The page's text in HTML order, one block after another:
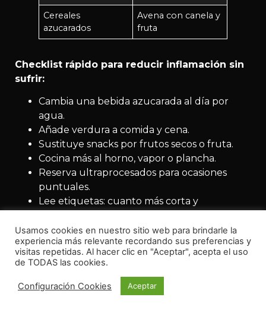
Cereales
azucarados
Avena con canela y
fruta
Checklist rápido para reducir inflamación sin
sufrir:
Cambia una bebida azucarada al día por
agua.
Añade verdura a comida y cena.
Sustituye snacks por frutos secos o fruta.
Cocina más al horno, vapor o plancha.
Reserva ultraprocesados para ocasiones
puntuales.
Lee etiquetas: cuanto más corta y
Usamos cookies en nuestro sitio web para brindarle la
experiencia más relevante recordando sus preferencias y
visitas repetidas. Al hacer clic en "Aceptar", acepta el uso
de TODAS las cookies.
Configuración Cookies Aceptar